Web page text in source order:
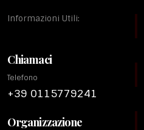
Informazioni Utili:
Chiamaci
Telefono
+39 0115779241
Organizzazione